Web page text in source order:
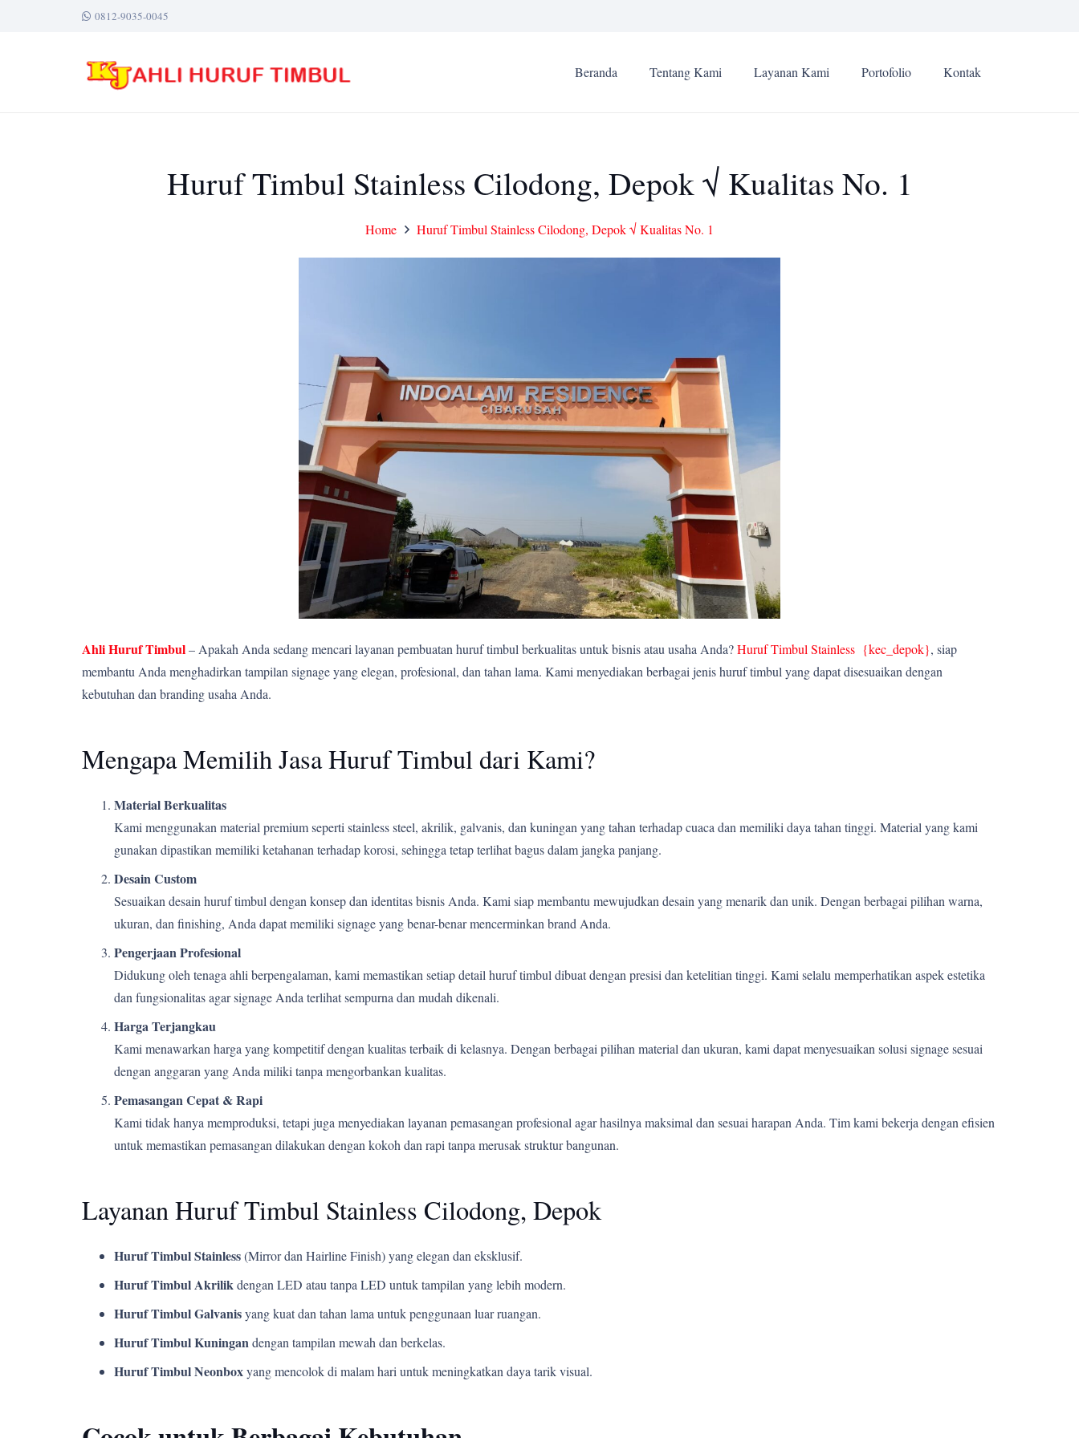
0812-9035-0045
Beranda Tentang Kami Layanan Kami Portofolio Kontak
Huruf Timbul Stainless Cilodong, Depok √ Kualitas No. 1
Home Huruf Timbul Stainless Cilodong, Depok √ Kualitas No. 1
Ahli Huruf Timbul– Apakah Anda sedang mencari layanan pembuatan huruf timbul berkualitas untuk bisnis atau usaha Anda?Huruf Timbul Stainless {kec_depok}, siap
membantu Anda menghadirkan tampilan signage yang elegan, profesional, dan tahan lama. Kami menyediakan berbagai jenis huruf timbul yang dapat disesuaikan dengan
kebutuhan dan branding usaha Anda.
Mengapa Memilih Jasa Huruf Timbul dari Kami?
Material Berkualitas
Kami menggunakan material premium seperti stainless steel, akrilik, galvanis, dan kuningan yang tahan terhadap cuaca dan memiliki daya tahan tinggi. Material yang kami
gunakan dipastikan memiliki ketahanan terhadap korosi, sehingga tetap terlihat bagus dalam jangka panjang.
Desain Custom
Sesuaikan desain huruf timbul dengan konsep dan identitas bisnis Anda. Kami siap membantu mewujudkan desain yang menarik dan unik. Dengan berbagai pilihan warna,
ukuran, dan finishing, Anda dapat memiliki signage yang benar-benar mencerminkan brand Anda.
Pengerjaan Profesional
Didukung oleh tenaga ahli berpengalaman, kami memastikan setiap detail huruf timbul dibuat dengan presisi dan ketelitian tinggi. Kami selalu memperhatikan aspek estetika
dan fungsionalitas agar signage Anda terlihat sempurna dan mudah dikenali.
Harga Terjangkau
Kami menawarkan harga yang kompetitif dengan kualitas terbaik di kelasnya. Dengan berbagai pilihan material dan ukuran, kami dapat menyesuaikan solusi signage sesuai
dengan anggaran yang Anda miliki tanpa mengorbankan kualitas.
Pemasangan Cepat & Rapi
Kami tidak hanya memproduksi, tetapi juga menyediakan layanan pemasangan profesional agar hasilnya maksimal dan sesuai harapan Anda. Tim kami bekerja dengan efisien
untuk memastikan pemasangan dilakukan dengan kokoh dan rapi tanpa merusak struktur bangunan.
Layanan Huruf Timbul Stainless Cilodong, Depok
Huruf Timbul Stainless(Mirror dan Hairline Finish) yang elegan dan eksklusif.
Huruf Timbul Akrilikdengan LED atau tanpa LED untuk tampilan yang lebih modern.
Huruf Timbul Galvanisyang kuat dan tahan lama untuk penggunaan luar ruangan.
Huruf Timbul Kuningandengan tampilan mewah dan berkelas.
Huruf Timbul Neonboxyang mencolok di malam hari untuk meningkatkan daya tarik visual.